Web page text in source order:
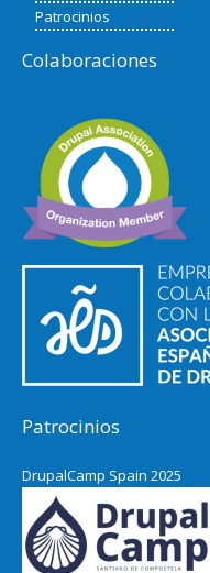
Patrocinios
Colaboraciones
Patrocinios
DrupalCamp Spain 2025